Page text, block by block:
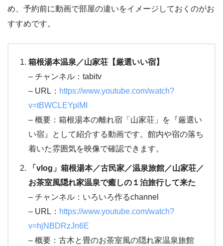
め、予約前に動画で部屋の違いをイメージしておくのがお
すすめです。
箱根湯本温泉／山家荘【厳選いい宿】
– チャンネル：tabitv
– URL： https://www.youtube.com/watch?
v=tBWCLEYplMI
– 概要：箱根湯本の離れ宿「山家荘」を『厳選い
い宿』として紹介する動画です。館内や宿の落ち
着いた雰囲気を映像で確認できます。
「vlog」箱根湯本／古民家／温泉旅館／山家荘／
お茶室風隠れ家温泉で癒しの１泊旅行して来た
– チャンネル：いろいろ作るchannel
– URL： https://www.youtube.com/watch?
v=hjNBDRzJn6E
– 概要：古木と畳のお茶室風の隠れ家温泉旅館